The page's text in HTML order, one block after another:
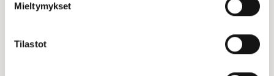
Mieltymykset
Tilastot